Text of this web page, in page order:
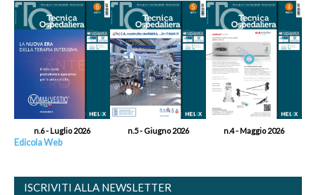
n.6 - Luglio 2026 n.5 - Giugno 2026 n.4 - Maggio 2026
Edicola Web
ISCRIVITI ALLA NEWSLETTER